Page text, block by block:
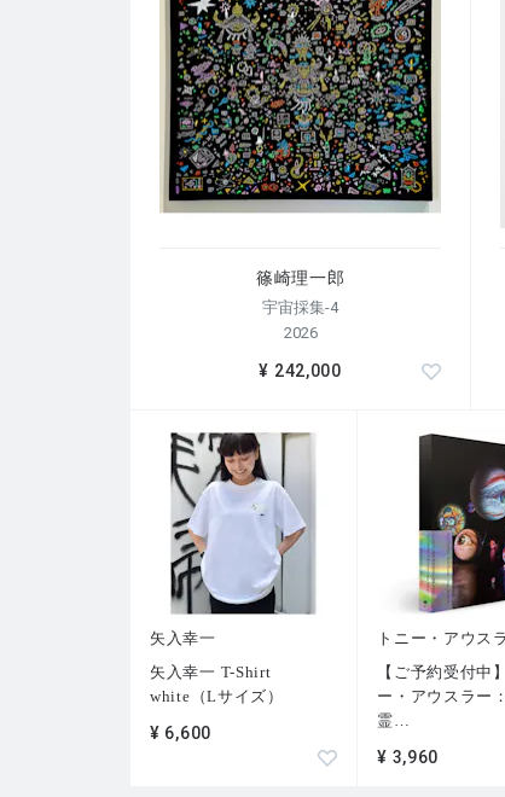
篠崎理一郎
宇宙採集-4
2026
¥ 242,000
矢入幸一
矢入幸一 T-Shirt
white（Lサイズ）
¥ 6,600
トニー・アウス
【ご予約受付中
ー・アウスラー
霊
¥ 3,960